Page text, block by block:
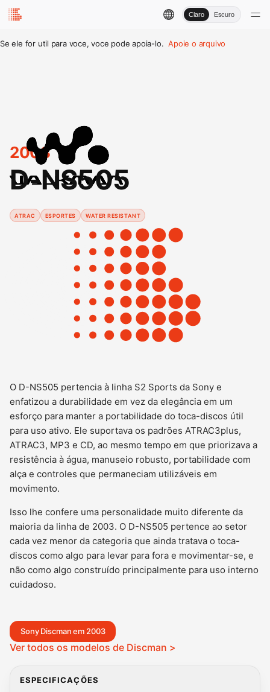
Claro Escuro
Se ele for util para voce, voce pode apoia-lo. Apoie o arquivo
2003
D-NS505
ATRAC ESPORTES WATER RESISTANT
O D-NS505 pertencia à linha S2 Sports da Sony e
enfatizou a durabilidade em vez da elegância em um
esforço para manter a portabilidade do toca-discos útil
para uso ativo. Ele suportava os padrões ATRAC3plus,
ATRAC3, MP3 e CD, ao mesmo tempo em que priorizava a
resistência à água, manuseio robusto, portabilidade com
alça e controles que permaneciam utilizáveis em
movimento.
Isso lhe confere uma personalidade muito diferente da
maioria da linha de 2003. O D-NS505 pertence ao setor
cada vez menor da categoria que ainda tratava o toca-
discos como algo para levar para fora e movimentar-se, e
não como algo construído principalmente para uso interno
cuidadoso.
Sony Discman em 2003
Ver todos os modelos de Discman >
ESPECIFICAÇÕES